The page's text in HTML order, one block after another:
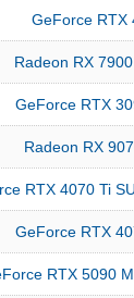
GeForce RTX
Radeon RX
GeForce RTX
Radeon RX
RTX 4070 Ti
GeForce RTX
RTX 5090